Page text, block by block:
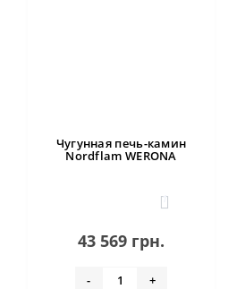
Чугунная печь-камин
Nordflam WERONA
1
43 569 грн.
- +